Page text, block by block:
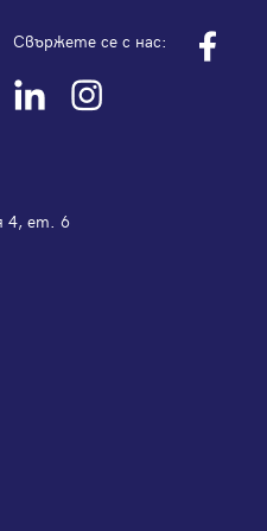
Свържете се с нас:
4, ет. 6